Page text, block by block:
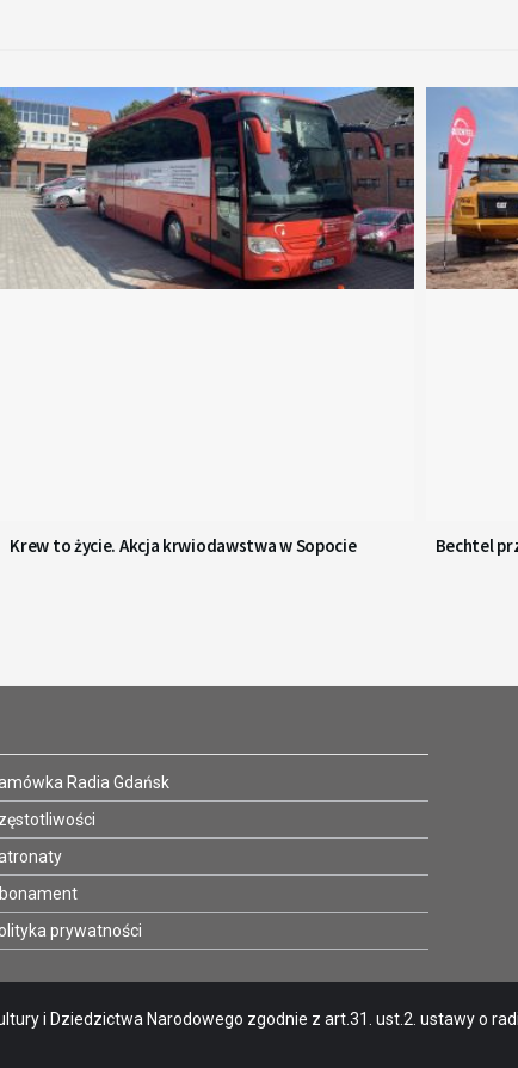
Krew to życie. Akcja krwiodawstwa w Sopocie Bechtel
Radia Gdańsk
prywatności
i Dziedzictwa Narodowego zgodnie z art.31. ust.2. ustawy o